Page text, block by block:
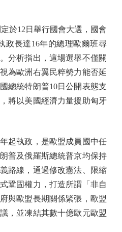
12日舉行國會大選，國會
政長達16年的總理歐爾班尋
分析指出，這場選舉不僅關
為歐洲右翼民粹勢力能否延
總統特朗普10日公開表態支
將以美國經濟力量援助匈牙
執政，是歐盟成員國中任
普及俄羅斯總統普京均保持
路線，通過修改憲法、限縮
鞏固權力，打造所謂「非自
與歐盟長期關係緊張，歐盟
，並凍結其數十億歐元歐盟